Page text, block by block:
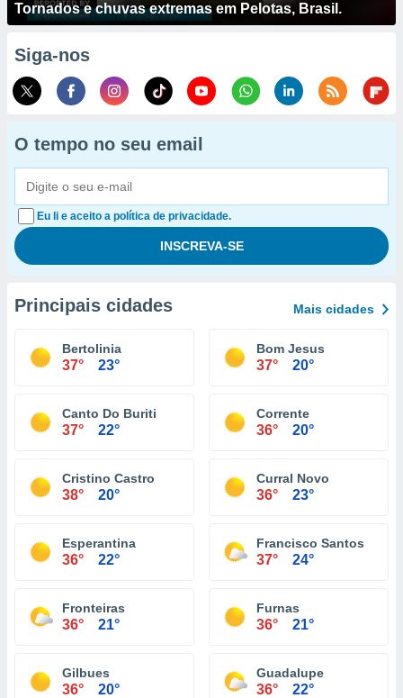
Tornados e chuvas extremas em Pelotas, Brasil.
Siga-nos
O tempo no seu email
Eu li e aceito a política de privacidade.
Principais cidades Mais cidades
Bertolinia
37° 23°
Bom Jesus
37° 20°
Canto Do Buriti
37° 22°
Corrente
36° 20°
Cristino Castro
38° 20°
Curral Novo
36° 23°
Esperantina
36° 22°
Francisco Santos
37° 24°
Fronteiras
36° 21°
Furnas
36° 21°
Gilbues
36° 20°
Guadalupe
36° 22°